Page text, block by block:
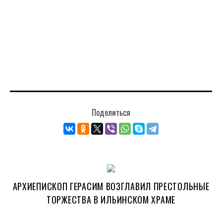
Поделиться
АРХИЕПИСКОП ГЕРАСИМ ВОЗГЛАВИЛ ПРЕСТОЛЬНЫЕ
ТОРЖЕСТВА В ИЛЬИНСКОМ ХРАМЕ